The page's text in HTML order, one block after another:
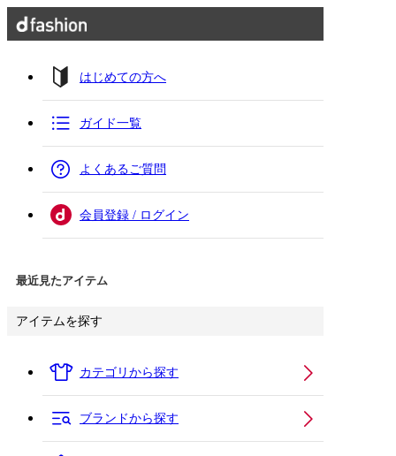
はじめての方へ
ガイド一覧
よくあるご質問
会員登録 / ログイン
最近見たアイテム
アイテムを探す
カテゴリから探す
ブランドから探す